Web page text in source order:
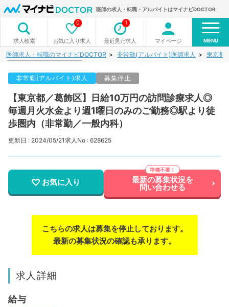
医師の求人・転職・アルバイトはマイナビDOCTOR
求人検索 お気に入り求人
0
最近見た求人
1
マイページ MENU
医師求人・転職のマイナビDOCTOR 非常勤(アルバイト)医師求人 東京都
非常勤(アルバイト)求人 募集停止
【東京都／葛飾区】日給10万円の訪問診療求人◎
毎週月火水金より週1曜日のみのご勤務◎駅より徒
歩圏内（非常勤／一般内科）
更新日 : 2024/05/21求人No : 628625
お気に入り 最新の募集状況を
問い合わせる
こちらの求人は募集を停止しております。
最新の募集状況の確認も承ります。
求人詳細
給与